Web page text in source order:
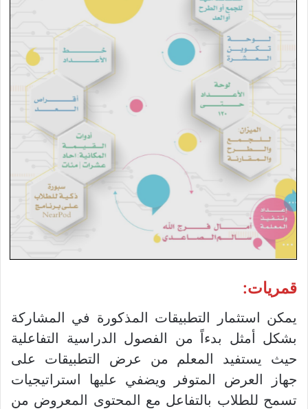
قمريات:
يمكن استثمار التطبيقات المذكورة في المشاركة
بشكل أمثل بدءاً من الفصول الدراسية التفاعلية
حيث يستفيد المعلم من عرض التطبيقات على
جهاز العرض المتوفر ويضفي عليها استراتيجيات
تسمح للطلاب بالتفاعل مع المحتوى المعروض من